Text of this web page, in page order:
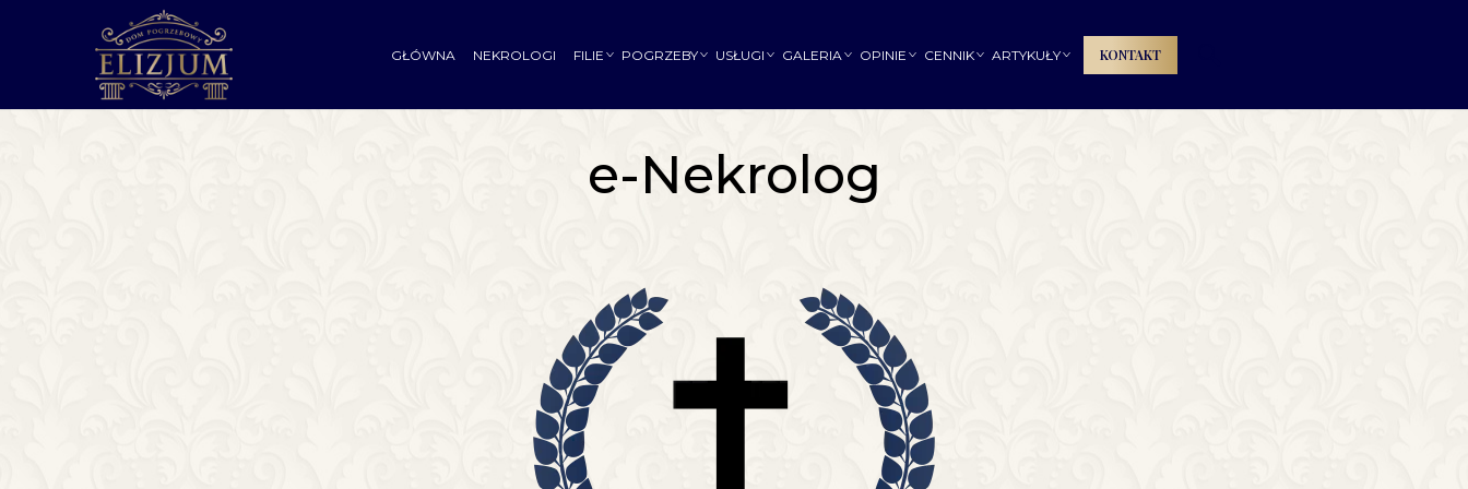
GŁÓWNA NEKROLOGI FILIE POGRZEBY USŁUGI GALERIA OPINIE CENNIK ARTYKUŁY KONTAKT
e-Nekrolog